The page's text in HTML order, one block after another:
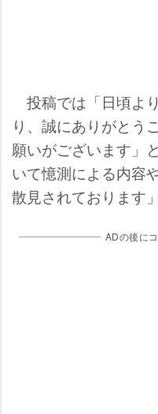
投稿では「日頃よ
り、誠にありがとう
願いがございます」
いて憶測による内容
散見されております
ADの後に